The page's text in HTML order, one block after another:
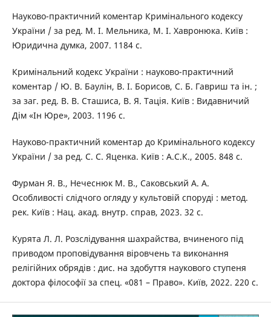
Науково-практичний коментар Кримінального кодексу
України / за ред. М. І. Мельника, М. І. Хавронюка. Київ :
Юридична думка, 2007. 1184 с.
Кримінальний кодекс України : науково-практичний
коментар / Ю. В. Баулін, В. І. Борисов, С. Б. Гавриш та ін. ;
за заг. ред. В. В. Сташиса, В. Я. Тація. Київ : Видавничий
Дім «Ін Юре», 2003. 1196 с.
Науково-практичний коментар до Кримінального кодексу
України / за ред. С. С. Яценка. Київ : А.С.К., 2005. 848 с.
Фурман Я. В., Нечеснюк М. В., Саковський А. А.
Особливості слідчого огляду у культовій споруді : метод.
рек. Київ : Нац. акад. внутр. справ, 2023. 32 с.
Курята Л. Л. Розслідування шахрайства, вчиненого під
приводом проповідування віровчень та виконання
релігійних обрядів : дис. на здобуття наукового ступеня
доктора філософії за спец. «081 – Право». Київ, 2022. 220 с.